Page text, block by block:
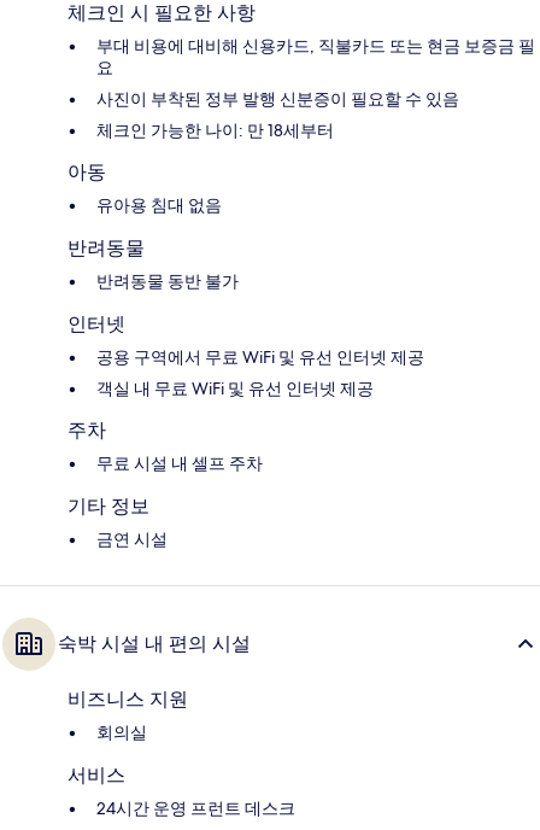
체크인 시 필요한 사항
부대 비용에 대비해 신용카드, 직불카드 또는 현금 보증금 필
요
사진이 부착된 정부 발행 신분증이 필요할 수 있음
체크인 가능한 나이: 만 18세부터
아동
유아용 침대 없음
반려동물
반려동물 동반 불가
인터넷
공용 구역에서 무료 WiFi 및 유선 인터넷 제공
객실 내 무료 WiFi 및 유선 인터넷 제공
주차
무료 시설 내 셀프 주차
기타 정보
금연 시설
숙박 시설 내 편의 시설
비즈니스 지원
회의실
서비스
24시간 운영 프런트 데스크